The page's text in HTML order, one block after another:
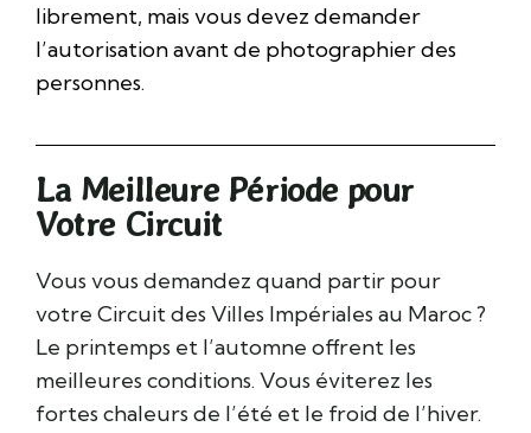
librement, mais vous devez demander
l’autorisation avant de photographier des
personnes.
La Meilleure Période pour
Votre Circuit
Vous vous demandez quand partir pour
votre Circuit des Villes Impériales au Maroc ?
Le printemps et l’automne offrent les
meilleures conditions. Vous éviterez les
fortes chaleurs de l’été et le froid de l’hiver.